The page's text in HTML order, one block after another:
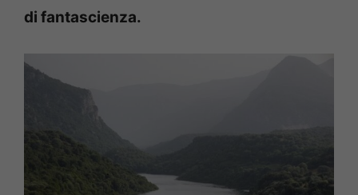
di fantascienza.